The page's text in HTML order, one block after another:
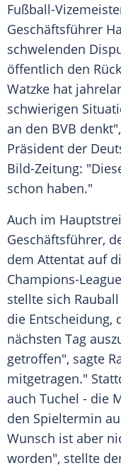
Fußball-
Geschäftsführer
schwelenden
öffentlich den
Watzke hat
schwierigen
an den BVB
Präsident der
Bild-Zeitung:
schon haben."
Auch im
Geschäftsführer,
dem Attentat auf
Champions-
stellte sich Rauball
die Entscheidung,
nächsten Tag
getroffen", sagte
mitgetragen."
auch Tuchel - die
den Spieltermin
Wunsch ist aber
worden", stellte